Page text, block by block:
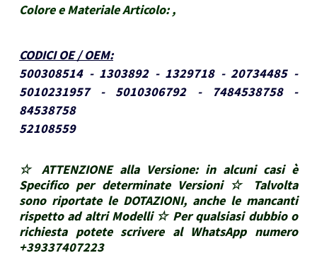
Colore e Materiale Articolo: ,
CODICI OE / OEM:
500308514 - 1303892 - 1329718 - 20734485 -
5010231957 - 5010306792 - 7484538758 -
84538758
52108559
☆ ATTENZIONE alla Versione: in alcuni casi è
Specifico per determinate Versioni ☆ Talvolta
sono riportate le DOTAZIONI, anche le mancanti
rispetto ad altri Modelli ☆ Per qualsiasi dubbio o
richiesta potete scrivere al WhatsApp numero
+39337407223